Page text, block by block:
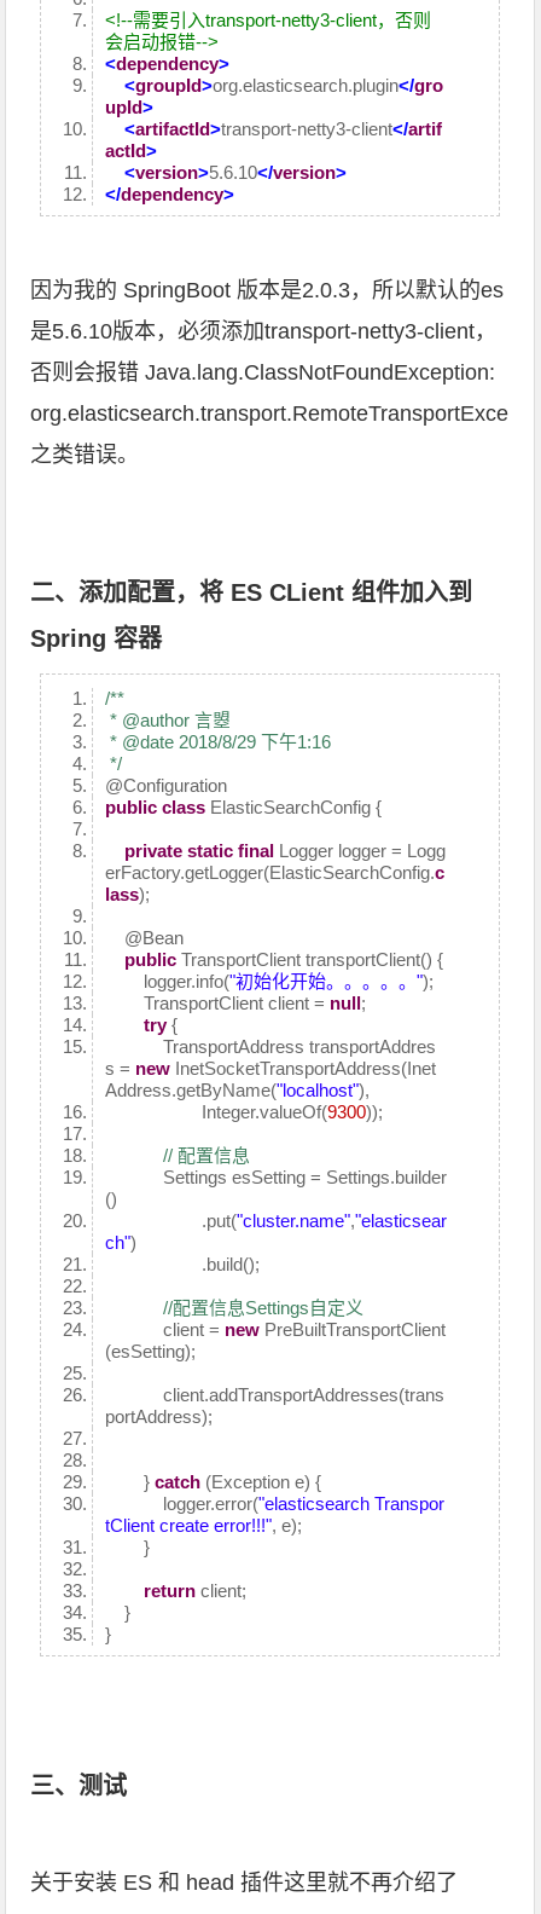
<!--需要引入transport-netty3-client，否则
会启动报错-->
<dependency>
<groupId>org.elasticsearch.plugin</gro
upId>
<artifactId>transport-netty3-client</artif
actId>
<version>5.6.10</version>
</dependency>
因为我的 SpringBoot 版本是2.0.3，所以默认的es
是5.6.10版本，必须添加transport-netty3-client，
否则会报错 Java.lang.ClassNotFoundException:
之类错误。
二、添加配置，将 ES CLient 组件加入到
Spring 容器
/**
* @author 言曌
* @date 2018/8/29 下午1:16
*/
@Configuration
public class ElasticSearchConfig {
private static final Logger logger = Logg
erFactory.getLogger(ElasticSearchConfig.c
lass);
@Bean
public TransportClient transportClient() {
logger.info("初始化开始。。。。。");
TransportClient client = null;
try{
TransportAddress transportAddres
s = new InetSocketTransportAddress(Inet
Address.getByName("localhost"),
Integer.valueOf(9300));
// 配置信息
Settings esSetting = Settings.builder
()
.put("cluster.name","elasticsear
ch")
.build();
//配置信息Settings自定义
client = new PreBuiltTransportClient
(esSetting);
client.addTransportAddresses(trans
portAddress);
}catch (Exception e) {
logger.error("elasticsearch Transpor
tClient create error!!!", e);
}
return client;
}
}
三、测试
关于安装 ES 和 head 插件这里就不再介绍了